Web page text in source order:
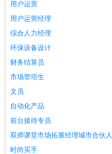
用户运营
用户运营经理
综合人力经理
环保设备设计
财务结算员
市场管培生
文员
自动化产品
前台接待专员
双师课堂市场拓展经理城市合伙人
时尚买手